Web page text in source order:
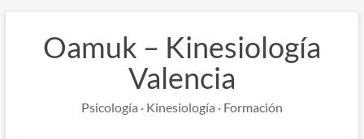
contenidoOamuk – Kinesiología
Valencia
Psicología · Kinesiología · Formación